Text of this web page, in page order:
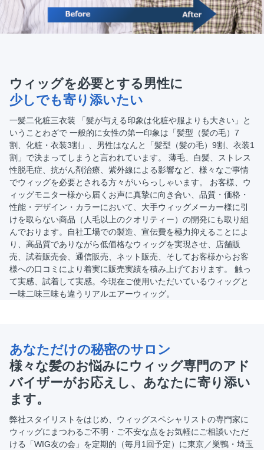
ウィッグを必要とする男性に
少しでも寄り添いたい
一髪二化粧三衣装 「髪が与える印象は化粧や服よりも大きい」と
いうことわざで 一般的に女性の第一印象は「髪型（髪の毛）7
割、化粧・衣装3割」、男性はなんと「髪型（髪の毛）9割、衣装1
割」で決まってしまうと言われています。 薄毛、白髪、ストレス
性脱毛症、抗がん剤治療、紫外線による影響など、様々なご事情
でウィッグを必要とされる方々がいらっしゃいます。 お客様、ウ
ィッグモニター様から届くお声に真摯に向き合い、品質・価格・
性能・デザイン・カラーにおいて、大手ウィッグメーカー様に引
けを取らない商品（人毛以上のクオリティー）の開発にも取り組
んでおります。自社工場での製造、宣伝費を極力抑えることによ
り、高品質でありながら低価格なウィッグを実現させ、店舗販
売、試着販売会、通信販売、ネット販売、そしてお客様からお客
様への口コミにより着実に販売実績を積み上げております。 触っ
て実感、試着して実感。今現在ご使用いただいているウィッグと
一味二味三味も違うリアルエアーウィッグ。
あなただけの秘密のサロン
様々な髪のお悩みにウィッグ専門のアド
バイザーがお応えし、あなたに寄り添い
ます。
弊社スタイリストをはじめ、ウィッグスペシャリストの専門家に
ウィッグにまつわるご不明・ご不安な点をお気軽にご相談いただ
ける「WIG友の会」を定期的（毎月1回予定）に東京／巣鴨・埼玉